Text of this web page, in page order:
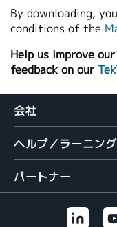
By downloading,
conditions of the
Help us improve
feedback on our
会社
ヘルプ／ラーニング
パートナー